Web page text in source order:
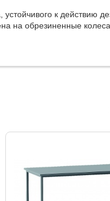
устойчивого к
на обрезиненные